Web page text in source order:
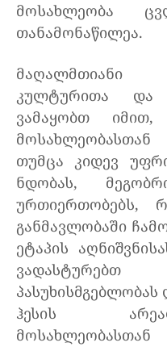
მოსახლეობა
თანამონაწილეა.
კულტურითა და
ვამაყობთ
თუმცა კიდევ
ნდობას,
ურთიერთობებს,
განმავლობაში
ეტაპის
ჰესის